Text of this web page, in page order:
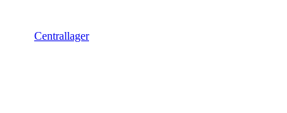
Centrallager